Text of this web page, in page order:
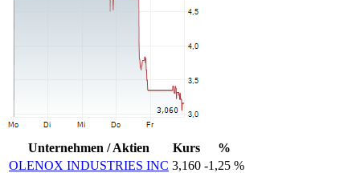
Unternehmen / Aktien Kurs
%
OLENOX INDUSTRIES INC 3,160 -1,25 %